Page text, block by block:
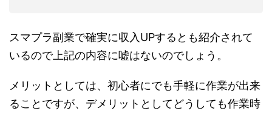
スマプラ副業で確実に収入UPするとも紹介されて
いるので上記の内容に嘘はないのでしょう。
メリットとしては、初心者にでも手軽に作業が出来
ることですが、デメリットとしてどうしても作業時